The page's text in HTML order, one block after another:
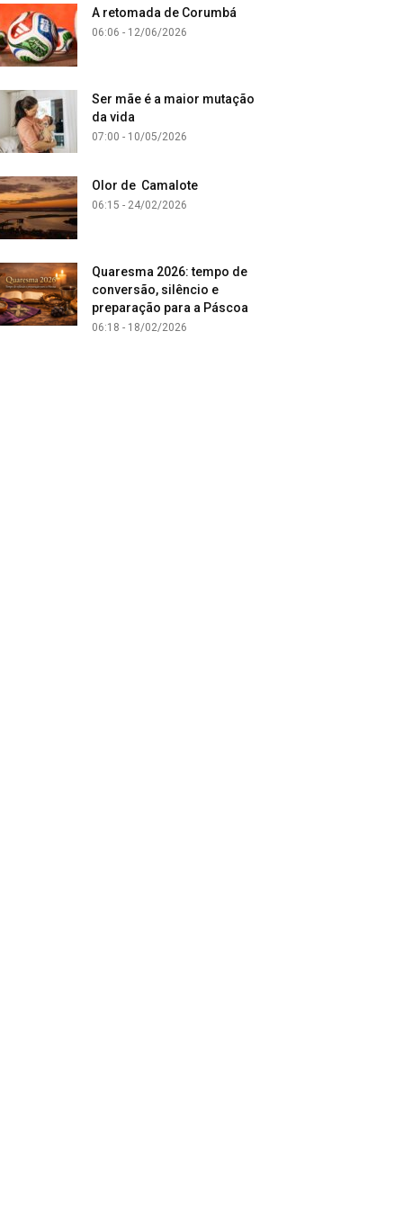
A retomada de Corumbá
06:06 - 12/06/2026
Ser mãe é a maior mutação
da vida
07:00 - 10/05/2026
Olor de Camalote
06:15 - 24/02/2026
Quaresma 2026: tempo de
conversão, silêncio e
preparação para a Páscoa
06:18 - 18/02/2026